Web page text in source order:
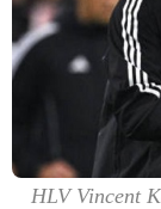
HLV Vincent